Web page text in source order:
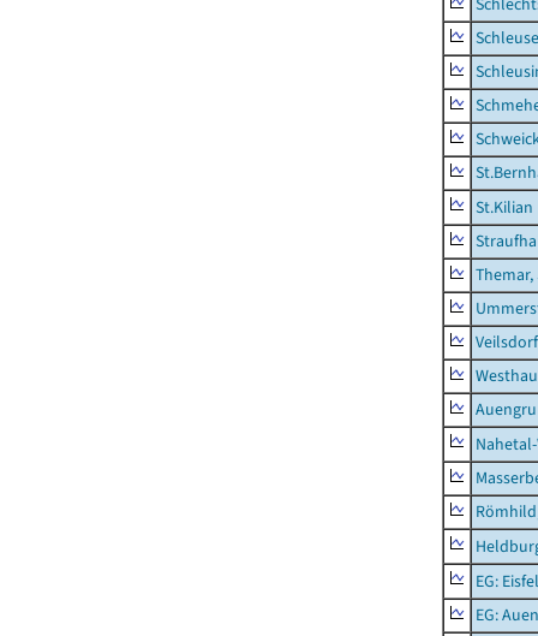
St.Kilian
Veilsdorf
EG:
EG: